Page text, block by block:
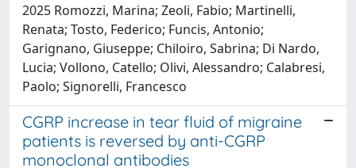
2025 Romozzi, Marina; Zeoli, Fabio; Martinelli,
Renata; Tosto, Federico; Funcis, Antonio;
Garignano, Giuseppe; Chiloiro, Sabrina; Di Nardo,
Lucia; Vollono, Catello; Olivi, Alessandro; Calabresi,
Paolo; Signorelli, Francesco
CGRP increase in tear fluid of migraine
patients is reversed by anti-CGRP
monoclonal antibodies